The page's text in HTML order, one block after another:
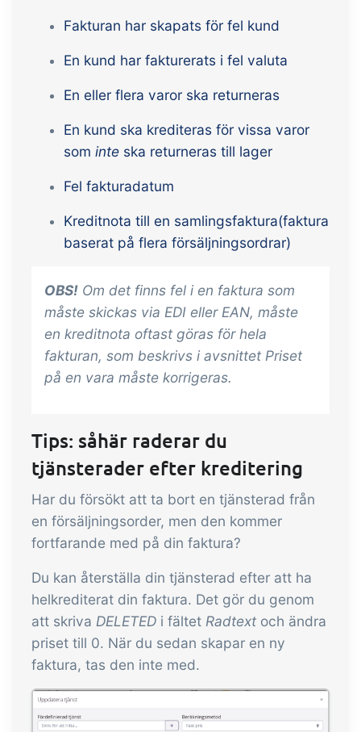
med utbyte av filer och data mellan
tracezilla och externa system och
Fakturan har skapats för fel kund
En kund har fakturerats i fel valuta
En eller flera varor ska returneras
En kund ska krediteras för vissa varor
som inte ska returneras till lager
Fel fakturadatum
Kreditnota till en samlingsfaktura(faktura
baserat på flera försäljningsordrar)
OBS! Om det finns fel i en faktura som
måste skickas via EDI eller EAN, måste
en kreditnota oftast göras för hela
fakturan, som beskrivs i avsnittet Priset
på en vara måste korrigeras.
Tips: såhär raderar du
tjänsterader efter kreditering
Har du försökt att ta bort en tjänsterad från
en försäljningsorder, men den kommer
fortfarande med på din faktura?
Du kan återställa din tjänsterad efter att ha
helkrediterat din faktura. Det gör du genom
att skriva DELETED i fältet Radtext och ändra
priset till 0. När du sedan skapar en ny
faktura, tas den inte med.